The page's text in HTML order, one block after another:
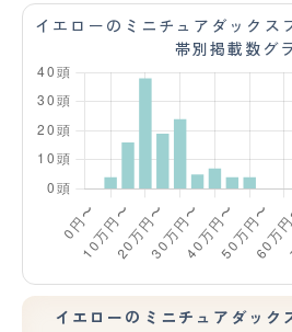
イエローのミニチュアダックス
帯別掲載数グ
イエローのミニチュアダック